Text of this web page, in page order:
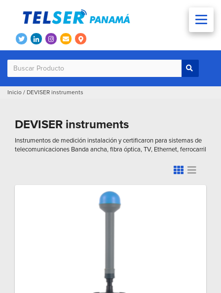
Inicio / DEVISER instruments
DEVISER instruments
Instrumentos de medición instalación y certificaron para sistemas de
telecomunicaciones Banda ancha, fibra óptica, TV, Ethernet, ferrocarril